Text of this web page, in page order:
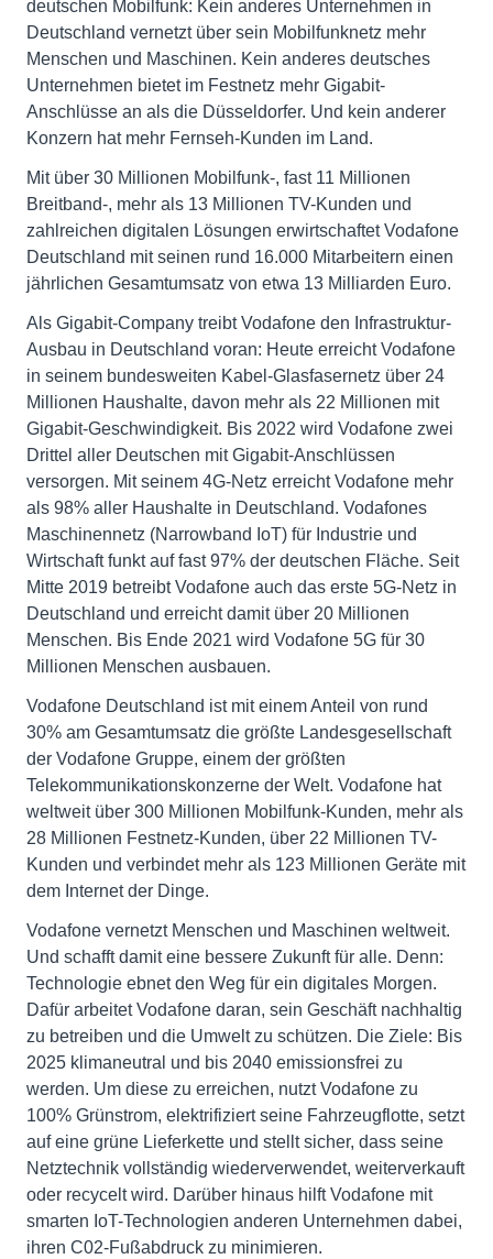
deutschen Mobilfunk: Kein anderes Unternehmen in
Deutschland vernetzt über sein Mobilfunknetz mehr
Menschen und Maschinen. Kein anderes deutsches
Unternehmen bietet im Festnetz mehr Gigabit-
Anschlüsse an als die Düsseldorfer. Und kein anderer
Konzern hat mehr Fernseh-Kunden im Land.
Mit über 30 Millionen Mobilfunk-, fast 11 Millionen
Breitband-, mehr als 13 Millionen TV-Kunden und
zahlreichen digitalen Lösungen erwirtschaftet Vodafone
Deutschland mit seinen rund 16.000 Mitarbeitern einen
jährlichen Gesamtumsatz von etwa 13 Milliarden Euro.
Als Gigabit-Company treibt Vodafone den Infrastruktur-
Ausbau in Deutschland voran: Heute erreicht Vodafone
in seinem bundesweiten Kabel-Glasfasernetz über 24
Millionen Haushalte, davon mehr als 22 Millionen mit
Gigabit-Geschwindigkeit. Bis 2022 wird Vodafone zwei
Drittel aller Deutschen mit Gigabit-Anschlüssen
versorgen. Mit seinem 4G-Netz erreicht Vodafone mehr
als 98% aller Haushalte in Deutschland. Vodafones
Maschinennetz (Narrowband IoT) für Industrie und
Wirtschaft funkt auf fast 97% der deutschen Fläche. Seit
Mitte 2019 betreibt Vodafone auch das erste 5G-Netz in
Deutschland und erreicht damit über 20 Millionen
Menschen. Bis Ende 2021 wird Vodafone 5G für 30
Millionen Menschen ausbauen.
Vodafone Deutschland ist mit einem Anteil von rund
30% am Gesamtumsatz die größte Landesgesellschaft
der Vodafone Gruppe, einem der größten
Telekommunikationskonzerne der Welt. Vodafone hat
weltweit über 300 Millionen Mobilfunk-Kunden, mehr als
28 Millionen Festnetz-Kunden, über 22 Millionen TV-
Kunden und verbindet mehr als 123 Millionen Geräte mit
dem Internet der Dinge.
Vodafone vernetzt Menschen und Maschinen weltweit.
Und schafft damit eine bessere Zukunft für alle. Denn:
Technologie ebnet den Weg für ein digitales Morgen.
Dafür arbeitet Vodafone daran, sein Geschäft nachhaltig
zu betreiben und die Umwelt zu schützen. Die Ziele: Bis
2025 klimaneutral und bis 2040 emissionsfrei zu
werden. Um diese zu erreichen, nutzt Vodafone zu
100% Grünstrom, elektrifiziert seine Fahrzeugflotte, setzt
auf eine grüne Lieferkette und stellt sicher, dass seine
Netztechnik vollständig wiederverwendet, weiterverkauft
oder recycelt wird. Darüber hinaus hilft Vodafone mit
smarten IoT-Technologien anderen Unternehmen dabei,
ihren C02-Fußabdruck zu minimieren.